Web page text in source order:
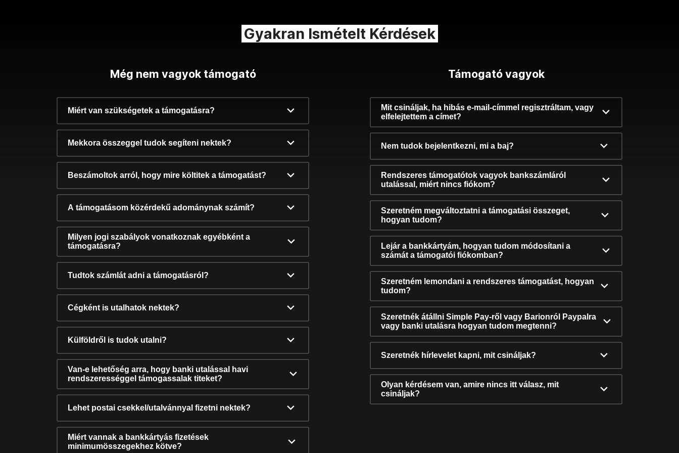
Gyakran Ismételt Kérdések
Még nem vagyok támogató
Miért van szükségetek a támogatásra?
Mekkora összeggel tudok segíteni nektek?
Beszámoltok arról, hogy mire költitek a támogatást?
A támogatásom közérdekű adománynak számít?
Milyen jogi szabályok vonatkoznak egyébként a
támogatásra?
Tudtok számlát adni a támogatásról?
Cégként is utalhatok nektek?
Külföldről is tudok utalni?
Van-e lehetőség arra, hogy banki utalással havi
rendszerességgel támogassalak titeket?
Lehet postai csekkel/utalvánnyal fizetni nektek?
Miért vannak a bankkártyás fizetések
minimumösszegekhez kötve?
Támogató vagyok
Mit csináljak, ha hibás e-mail-címmel regisztráltam, vagy
elfelejtettem a címet?
Nem tudok bejelentkezni, mi a baj?
Rendszeres támogatótok vagyok bankszámláról
utalással, miért nincs fiókom?
Szeretném megváltoztatni a támogatási összeget,
hogyan tudom?
Lejár a bankkártyám, hogyan tudom módosítani a
számát a támogatói fiókomban?
Szeretném lemondani a rendszeres támogatást, hogyan
tudom?
Szeretnék átállni Simple Pay-ről vagy Barionról Paypalra
vagy banki utalásra hogyan tudom megtenni?
Szeretnék hírlevelet kapni, mit csináljak?
Olyan kérdésem van, amire nincs itt válasz, mit
csináljak?